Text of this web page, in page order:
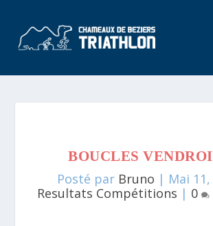
BOUCLES
Posté par Bruno | Mai
Resultats Compétitions | 0